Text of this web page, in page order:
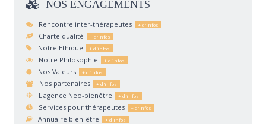
NOS ENGAGEMENTS
Rencontre inter-thérapeutes
Charte qualité
Notre Ethique
Notre Philosophie
Nos Valeurs
Nos partenaires
L'agence Neo-bienêtre
Services pour thérapeutes
Annuaire bien-être